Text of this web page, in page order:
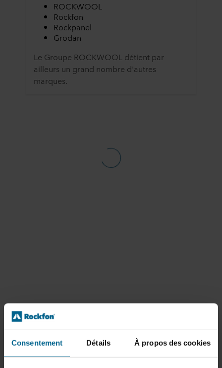
Consentement Détails À propos des cookies
ROCKWOOL
Rockfon
Rockpanel
Grodan
Le Groupe ROCKWOOL détient par
ailleurs un grand nombre d'autres
marques.